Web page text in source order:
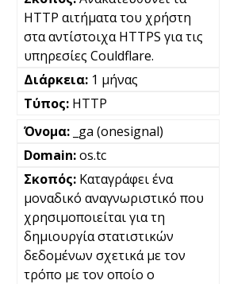
HTTP αιτήματα του χρήστη
στα αντίστοιχα HTTPS για τις
υπηρεσίες Couldflare.
1 μήνας
HTTP
_ga (onesignal)
os.tc
Καταγράφει ένα
μοναδικό αναγνωριστικό που
χρησιμοποιείται για τη
δημιουργία στατιστικών
δεδομένων σχετικά με τον
τρόπο με τον οποίο ο